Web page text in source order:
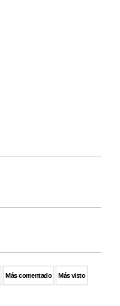
Más comentado Más visto